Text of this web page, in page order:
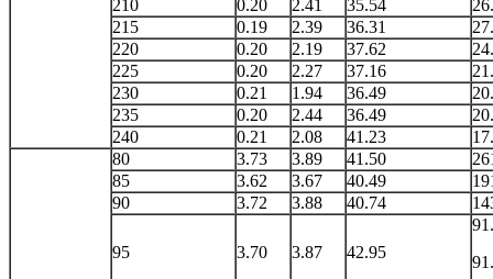
210
0.20 2.41 35.54
215
0.19 2.39 36.31
220
0.20 2.19 37.62
225
0.20 2.27 37.16
230
0.21 1.94 36.49
235
0.20 2.44 36.49
240
0.21 2.08 41.23
80 3.73 3.89 41.50
85
3.62 3.67 40.49
90
3.72 3.88 40.74
95 3.70 3.87 42.95